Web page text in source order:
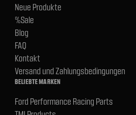
Neue Produkte
%Sale
Blog
FAQ
Kontakt
Versand und Zahlungsbedingungen
BELIEBTE MARKEN
Ford Performance Racing Parts